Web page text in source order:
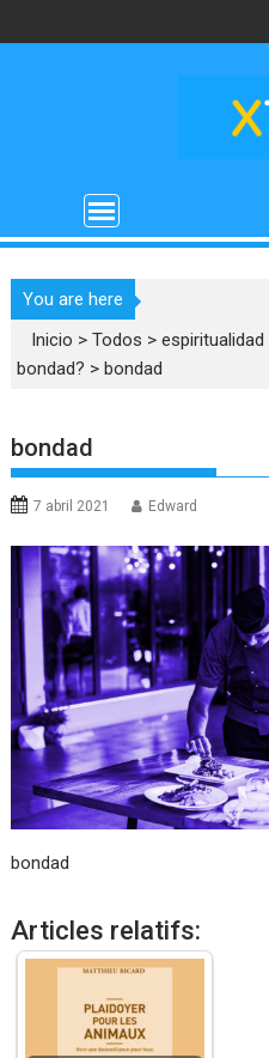
al
You are here
Inicio >Todos >espiritualidad
bondad? >bondad
bondad
7 abril 2021 Edward
bondad
Articles relatifs: